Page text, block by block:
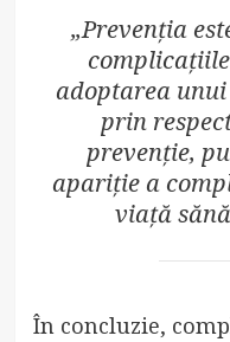
„Prevenția
adoptarea
prin
prevenție,
apariție a
viață
În concluzie,